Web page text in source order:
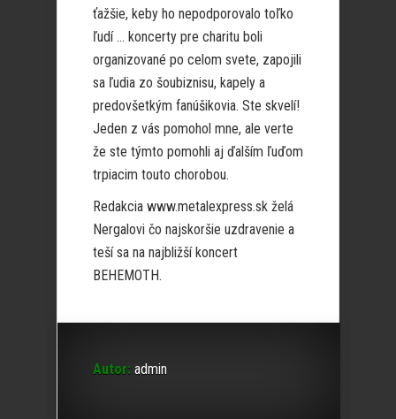
ťažšie, keby ho nepodporovalo toľko
ľudí … koncerty pre charitu boli
organizované po celom svete, zapojili
sa ľudia zo šoubiznisu, kapely a
predovšetkým fanúšikovia. Ste skvelí!
Jeden z vás pomohol mne, ale verte
že ste týmto pomohli aj ďalším ľuďom
trpiacim touto chorobou.
Redakcia www.metalexpress.sk želá
Nergalovi čo najskoršie uzdravenie a
teší sa na najbližší koncert
BEHEMOTH.
Autor: admin